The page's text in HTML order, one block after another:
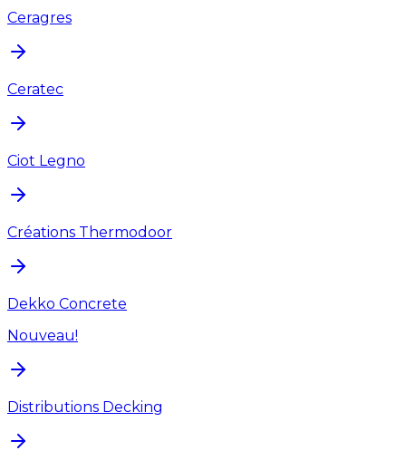
Ceragres
Ceratec
Ciot Legno
Créations Thermodoor
Dekko Concrete
Nouveau!
Distributions Decking